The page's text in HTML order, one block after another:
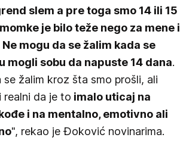
slem a pre toga smo 14 ili 15
je bilo teže nego za mene i
mogu da se žalim kada se
mogli sobu da napuste 14 dana.
žalim kroz šta smo prošli, ali
realni da je to imalo uticaj na
i na mentalno, emotivno ali
", rekao je Đoković novinarima.